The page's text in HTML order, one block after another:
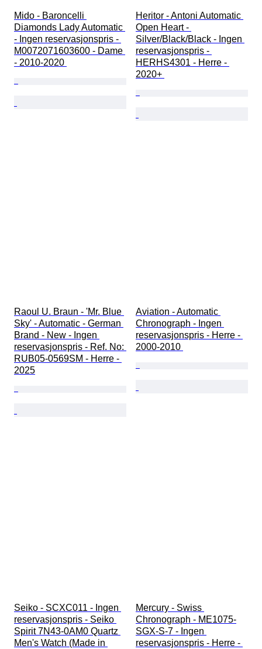
Mido - Baroncelli
Diamonds Lady Automatic
- Ingen reservasjonspris -
M0072071603600 - Dame
- 2010-2020
Heritor - Antoni Automatic
Open Heart -
Silver/Black/Black - Ingen
reservasjonspris -
HERHS4301 - Herre -
2020+
Raoul U. Braun - 'Mr. Blue
Sky' - Automatic - German
Brand - New - Ingen
reservasjonspris - Ref. No:
RUB05-0569SM - Herre -
2025
Aviation - Automatic
Chronograph - Ingen
reservasjonspris - Herre -
2000-2010
Seiko - SCXC011 - Ingen
reservasjonspris - Seiko
Spirit 7N43-0AM0 Quartz
Men's Watch (Made in
Mercury - Swiss
Chronograph - ME1075-
SGX-S-7 - Ingen
reservasjonspris - Herre -